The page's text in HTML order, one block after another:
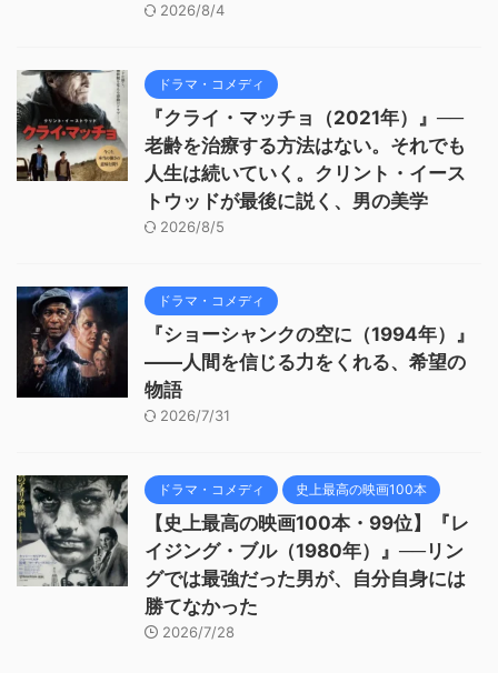
2026/8/4
ドラマ・コメディ
『クライ・マッチョ（2021年）』──
老齢を治療する方法はない。それでも
人生は続いていく。クリント・イース
トウッドが最後に説く、男の美学
2026/8/5
ドラマ・コメディ
『ショーシャンクの空に（1994年）』
——人間を信じる力をくれる、希望の
物語
2026/7/31
ドラマ・コメディ 史上最高の映画100本
【史上最高の映画100本・99位】『レ
イジング・ブル（1980年）』──リン
グでは最強だった男が、自分自身には
勝てなかった
2026/7/28